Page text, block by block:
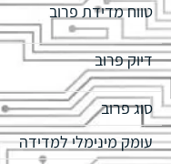
טווח מדידת פרוב
דיוק פרוב
סוג פרוב
עומק מינימלי למדידה